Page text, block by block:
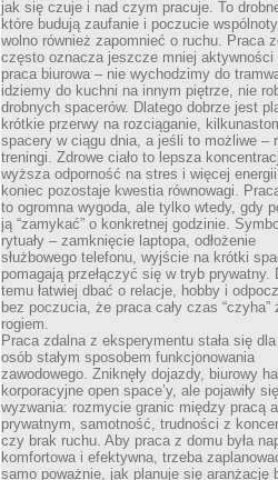
jak się czuje i nad czym pracuje. To
które budują zaufanie i poczucie
wolno również zapomnieć o ruchu. Praca
często oznacza jeszcze mniej aktywności
praca biurowa – nie wychodzimy do
idziemy do kuchni na innym piętrze, nie
drobnych spacerów. Dlatego dobrze jest
krótkie przerwy na rozciąganie,
spacery w ciągu dnia, a jeśli to możliwe –
treningi. Zdrowe ciało to lepsza
wyższa odporność na stres i więcej
koniec pozostaje kwestia równowagi.
to ogromna wygoda, ale tylko wtedy, gdy
ją “zamykać” o konkretnej godzinie.
rytuały – zamknięcie laptopa, odłożenie
służbowego telefonu, wyjście na krótki
pomagają przełączyć się w tryb prywatny.
temu łatwiej dbać o relacje, hobby i
bez poczucia, że praca cały czas “czyha”
rogiem.
Praca zdalna z eksperymentu stała się
osób stałym sposobem funkcjonowania
zawodowego. Zniknęły dojazdy, biurowy
korporacyjne open space’y, ale pojawiły
wyzwania: rozmycie granic między pracą
prywatnym, samotność, trudności z
czy brak ruchu. Aby praca z domu była
komfortowa i efektywna, trzeba
samo poważnie, jak planuje się aranżację